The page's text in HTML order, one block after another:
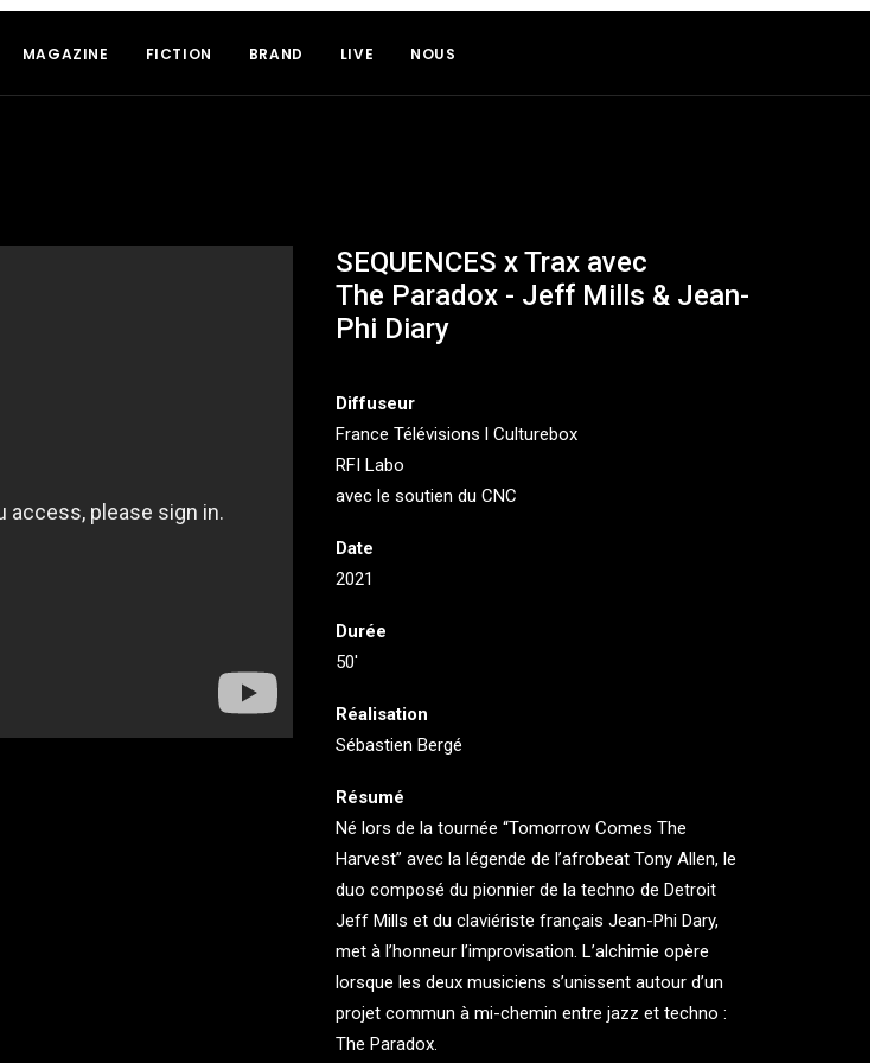
MAGAZINE FICTION BRAND LIVE NOUS
SEQUENCES x Trax avec
The Paradox - Jeff Mills & Jean-
Phi Diary
Diffuseur
France Télévisions l Culturebox
RFI Labo
avec le soutien du CNC
Date
2021
Durée
50′
Réalisation
Sébastien Bergé
Résumé
Né lors de la tournée “Tomorrow Comes The
Harvest” avec la légende de l’afrobeat Tony Allen, le
duo composé du pionnier de la techno de Detroit
Jeff Mills et du claviériste français Jean-Phi Dary,
met à l’honneur l’improvisation. L’alchimie opère
lorsque les deux musiciens s’unissent autour d’un
projet commun à mi-chemin entre jazz et techno :
The Paradox.